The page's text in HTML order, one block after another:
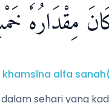
كَانَ مِقْدَارُهٗ
alfa
sehari yang